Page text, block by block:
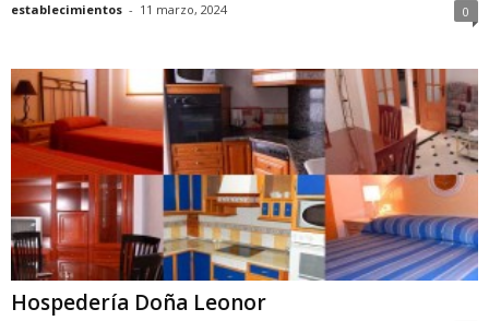
establecimientos - 11 marzo, 2024 0
Hospedería Doña Leonor